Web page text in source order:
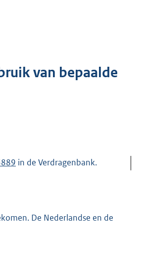
van bepaalde
in de Verdragenbank.
De Nederlandse en de